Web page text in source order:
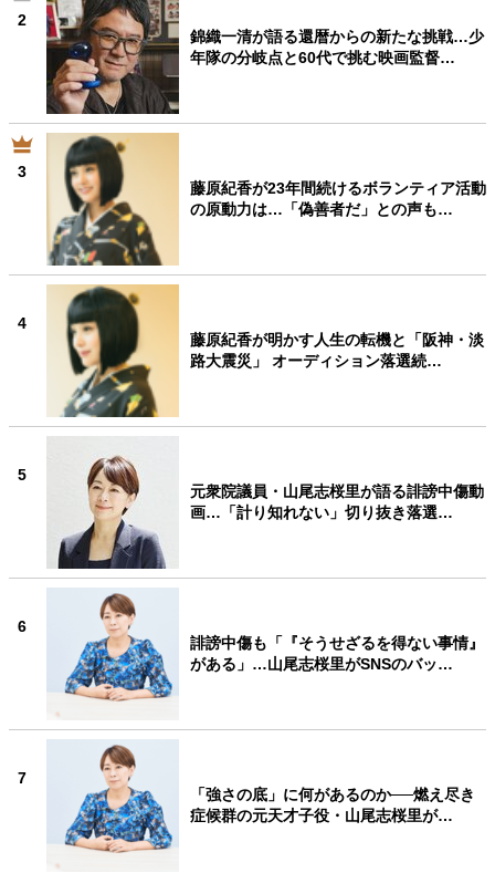
2
錦織一清が語る還暦からの新たな挑戦…少
年隊の分岐点と60代で挑む映画監督…
3
藤原紀香が23年間続けるボランティア活動
の原動力は…「偽善者だ」との声も…
4
藤原紀香が明かす人生の転機と「阪神・淡
路大震災」 オーディション落選続…
5
元衆院議員・山尾志桜里が語る誹謗中傷動
画…「計り知れない」切り抜き落選…
6
誹謗中傷も「『そうせざるを得ない事情』
がある」…山尾志桜里がSNSのバッ…
7
「強さの底」に何があるのか──燃え尽き
症候群の元天才子役・山尾志桜里が…